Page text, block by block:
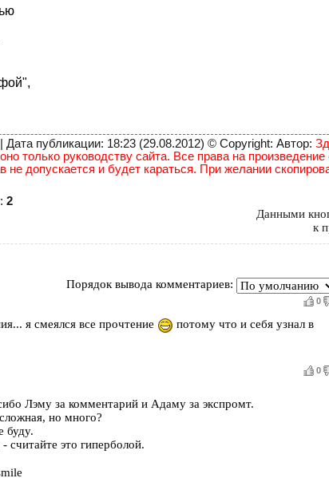
публикации: 18:23 (29.08.2012) © Copyright: Автор:
только руководству сайта. Все права на
не допускается и будет караться. При желании
2
Данными
к
Порядок вывода комментариев:
0
я смеялся все прочтение
потому что и себя узнал в
0
Лэму за комментарий и Адаму за экспромт.
но много?
буду.
считайте это гиперболой.